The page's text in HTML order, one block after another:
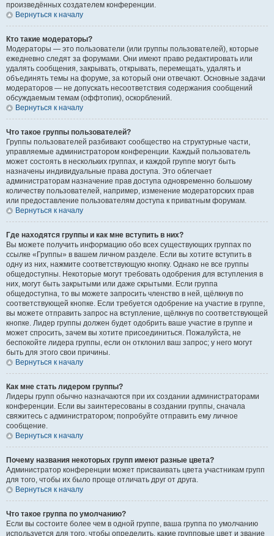
произведённых создателем конференции.
Вернуться к началу
Кто такие модераторы?
Модераторы — это пользователи (или группы пользователей), которые
ежедневно следят за форумами. Они имеют право редактировать или
удалять сообщения, закрывать, открывать, перемещать, удалять и
объединять темы на форуме, за который они отвечают. Основные задачи
модераторов — не допускать несоответствия содержания сообщений
обсуждаемым темам (оффтопик), оскорблений.
Вернуться к началу
Что такое группы пользователей?
Группы пользователей разбивают сообщество на структурные части,
управляемые администратором конференции. Каждый пользователь
может состоять в нескольких группах, и каждой группе могут быть
назначены индивидуальные права доступа. Это облегчает
администраторам назначение прав доступа одновременно большому
количеству пользователей, например, изменение модераторских прав
или предоставление пользователям доступа к приватным форумам.
Вернуться к началу
Где находятся группы и как мне вступить в них?
Вы можете получить информацию обо всех существующих группах по
ссылке «Группы» в вашем личном разделе. Если вы хотите вступить в
одну из них, нажмите соответствующую кнопку. Однако не все группы
общедоступны. Некоторые могут требовать одобрения для вступления в
них, могут быть закрытыми или даже скрытыми. Если группа
общедоступна, то вы можете запросить членство в ней, щёлкнув по
соответствующей кнопке. Если требуется одобрение на участие в группе,
вы можете отправить запрос на вступление, щёлкнув по соответствующей
кнопке. Лидер группы должен будет одобрить ваше участие в группе и
может спросить, зачем вы хотите присоединиться. Пожалуйста, не
беспокойте лидера группы, если он отклонил ваш запрос; у него могут
быть для этого свои причины.
Вернуться к началу
Как мне стать лидером группы?
Лидеры групп обычно назначаются при их создании администраторами
конференции. Если вы заинтересованы в создании группы, сначала
свяжитесь с администратором; попробуйте отправить ему личное
сообщение.
Вернуться к началу
Почему названия некоторых групп имеют разные цвета?
Администратор конференции может присваивать цвета участникам групп
для того, чтобы их было проще отличать друг от друга.
Вернуться к началу
Что такое группа по умолчанию?
Если вы состоите более чем в одной группе, ваша группа по умолчанию
используется для того, чтобы определить, какие групповые цвет и звание